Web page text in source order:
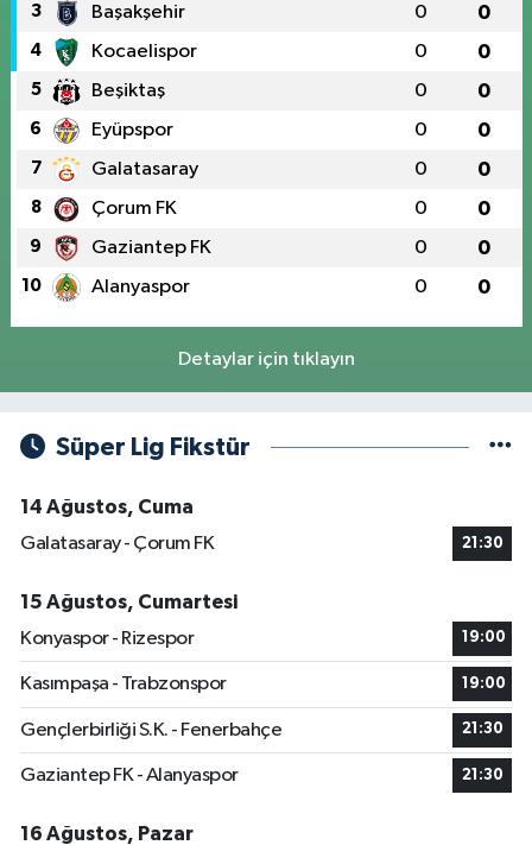
3 Başakşehir 0 0
4 Kocaelispor 0 0
5 Beşiktaş 0 0
6 Eyüpspor 0 0
7 Galatasaray 0 0
8 Çorum FK 0 0
9 Gaziantep FK 0 0
10 Alanyaspor 0 0
Detaylar için tıklayın
Süper Lig Fikstür
14 Ağustos, Cuma
Galatasaray - Çorum FK
21:30
15 Ağustos, Cumartesi
Konyaspor - Rizespor
19:00
Kasımpaşa - Trabzonspor 19:00
Gençlerbirliği S.K. - Fenerbahçe 21:30
Gaziantep FK - Alanyaspor 21:30
16 Ağustos, Pazar